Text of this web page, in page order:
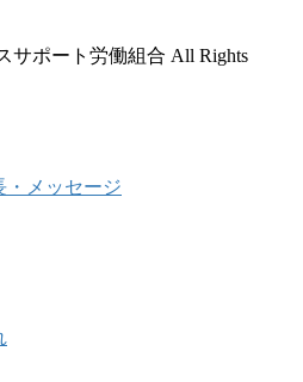
サポート労働組合 All Rights
・メッセージ